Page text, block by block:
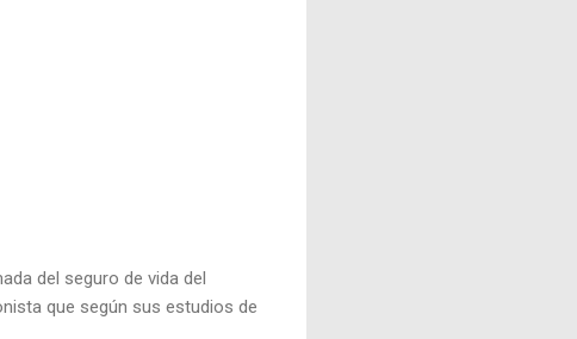
del seguro de vida del
que según sus estudios de